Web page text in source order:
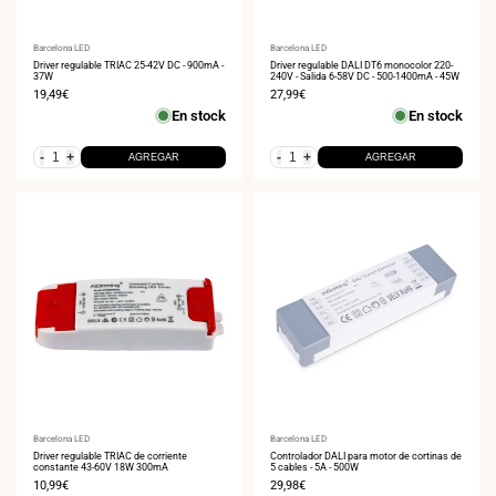
Proveedor:
Barcelona LED
Driver regulable TRIAC 25-42V DC - 900mA -
37W
Precio
19,49€
En stock
- + AGREGAR
Proveedor:
Barcelona LED
Driver regulable DALI DT6 monocolor 220-
240V - Salida 6-58V DC - 500-1400mA - 45W
Precio
27,99€
En stock
- + AGREGAR
Proveedor:
Barcelona LED
Driver regulable TRIAC de corriente
constante 43-60V 18W 300mA
Precio
10,99€
Proveedor:
Barcelona LED
Controlador DALI para motor de cortinas de
5 cables - 5A - 500W
Precio
29,98€